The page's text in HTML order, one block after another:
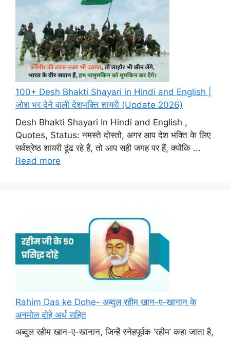
100+ Desh Bhakti Shayari in Hindi and English |
जोश भर देने वाली देशभक्ति शायरी (Update 2026)
Desh Bhakti Shayari In Hindi and English ,
Quotes, Status: नमस्ते दोस्तो, अगर आप देश भक्ति के लिए
सर्वश्रेष्ठ शायरी ढूंढ रहे हैं, तो आप सही जगह पर हैं, क्योंकि ...
Read more
Rahim Das ke Dohe- अब्दुल रहीम खान-ए-खानान के
अनमोल दोहे अर्थ सहित
अब्दुल रहीम खान-ए-खानान, जिन्हें स्नेहपूर्वक ‘रहीम’ कहा जाता है,